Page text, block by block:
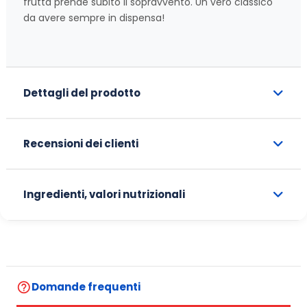
da avere sempre in dispensa!
Dettagli del prodotto
Recensioni dei clienti
Ingredienti, valori nutrizionali
help_outlineDomande frequenti